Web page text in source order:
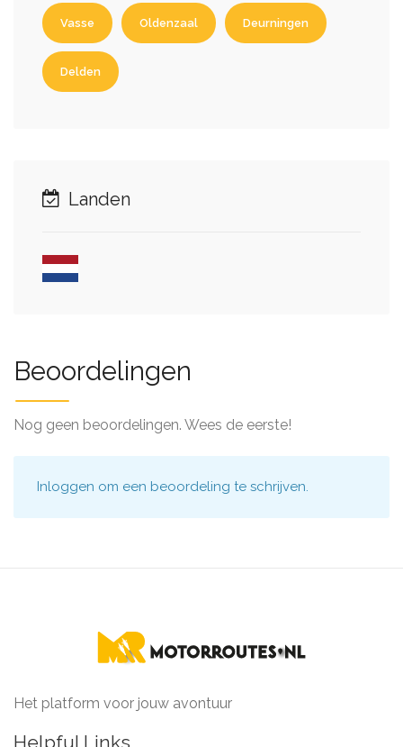
Vasse Oldenzaal Deurningen
Delden
Landen
Beoordelingen
Nog geen beoordelingen. Wees de eerste!
Inloggen om een beoordeling te schrijven.
Het platform voor jouw avontuur
Helpful Links